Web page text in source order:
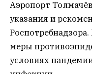
Аэропорт
указания и
меры
условиях